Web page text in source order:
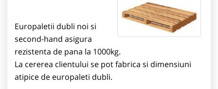
Europaletii dubli noi si
second-hand asigura
rezistenta de pana la 1000kg.
La cererea clientului se pot fabrica si dimensiuni
atipice de europaleti dubli.